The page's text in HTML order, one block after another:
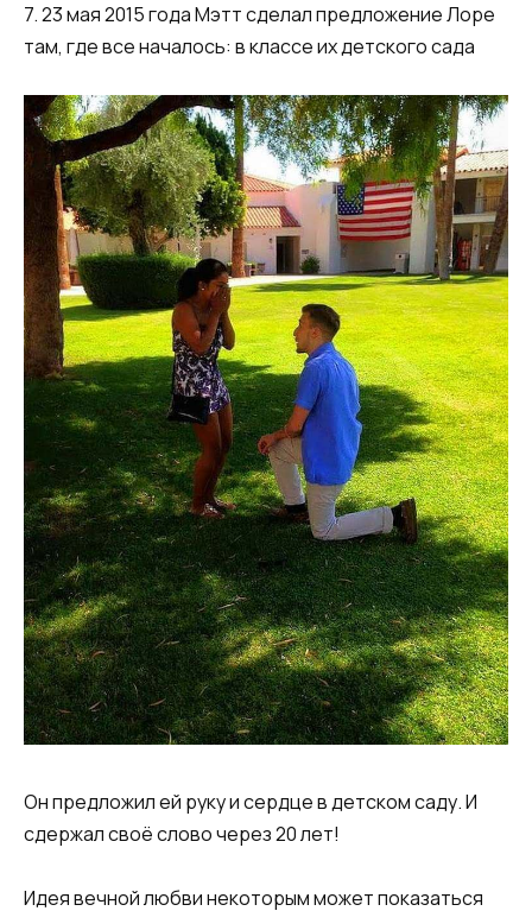
7. 23 мая 2015 года Мэтт сделал предложение Лоре
там, где все началось: в классе их детского сада
Он предложил ей руку и сердце в детском саду. И
сдержал своё слово через 20 лет!
Идея вечной любви некоторым может показаться